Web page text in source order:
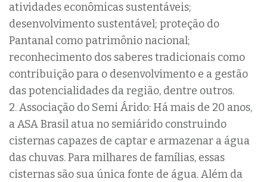
atividades econômicas sustentáveis;
desenvolvimento sustentável; proteção do
Pantanal como patrimônio nacional;
reconhecimento dos saberes tradicionais como
contribuição para o desenvolvimento e a gestão
das potencialidades da região, dentre outros.
2. Associação do Semi Árido: Há mais de 20 anos,
a ASA Brasil atua no semiárido construindo
cisternas capazes de captar e armazenar a água
das chuvas. Para milhares de famílias, essas
cisternas são sua única fonte de água. Além da